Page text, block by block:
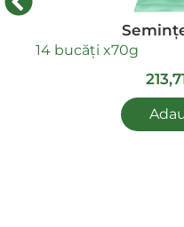
14 bucăți x70g